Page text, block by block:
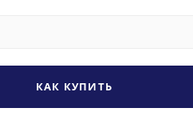
КАК КУПИТЬ